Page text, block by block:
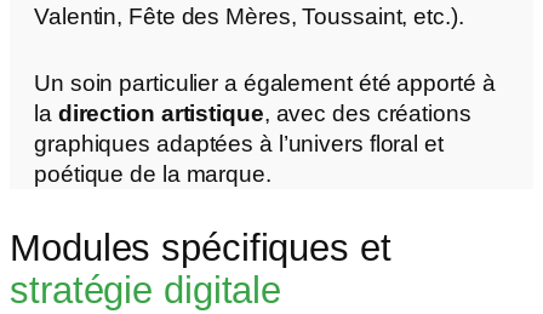
Valentin, Fête des Mères, Toussaint, etc.).
Un soin particulier a également été apporté à
la direction artistique, avec des créations
graphiques adaptées à l’univers floral et
poétique de la marque.
Modules spécifiques et
stratégie digitale